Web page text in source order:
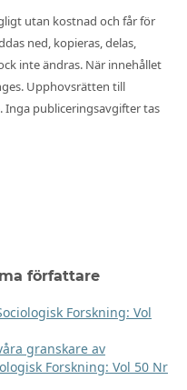
utan kostnad och får för
ned, kopieras, delas,
inte ändras. När innehållet
Upphovsrätten till
publiceringsavgifter tas
författare
Forskning: Vol
granskare av
Forskning: Vol 50 Nr